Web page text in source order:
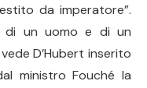
da imperatore”.
di un uomo e di un
D’Hubert inserito
ministro Fouché la